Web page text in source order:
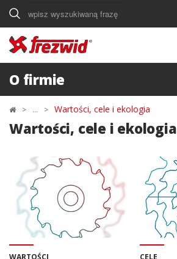
Szukaj
O firmie
Wartości, cele i ekologia
Wartości, cele i ekologia
WARTOŚCI CELE